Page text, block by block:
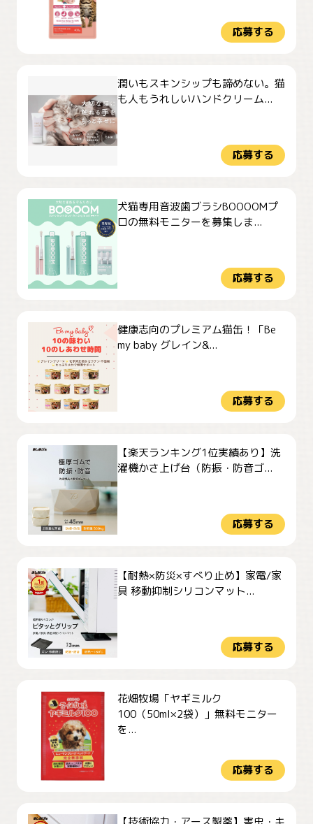
応募する
潤いもスキンシップも諦めない。猫
も人もうれしいハンドクリーム...
応募する
犬猫専用音波歯ブラシBOOOOMプ
ロの無料モニターを募集しま...
応募する
健康志向のプレミアム猫缶！「Be
my baby グレイン&...
応募する
【楽天ランキング1位実績あり】洗
濯機かさ上げ台（防振・防音ゴ...
応募する
【耐熱×防災×すべり止め】家電/家
具 移動抑制シリコンマット...
応募する
花畑牧場「ヤギミルク
100（50ml×2袋）」無料モニター
を...
応募する